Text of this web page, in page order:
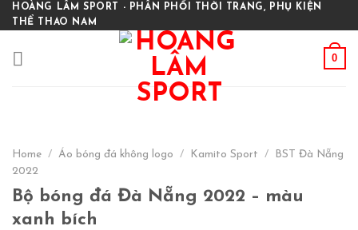
Skip
to
HOÀNG LÂM SPORT - PHÂN PHỐI THỜI TRANG, PHỤ KIỆN
THỂ THAO NAM
0
Home / Áo bóng đá không logo / Kamito Sport /
BST Đà Nẵng
2022
Bộ bóng đá Đà Nẵng 2022 – màu
xanh bích